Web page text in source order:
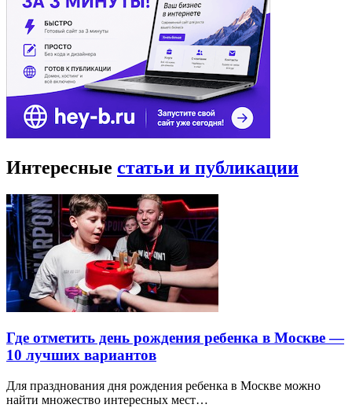
Интересные статьи и публикации
Где отметить день рождения ребенка в Москве —
10 лучших вариантов
Для празднования дня рождения ребенка в Москве можно
найти множество интересных мест…